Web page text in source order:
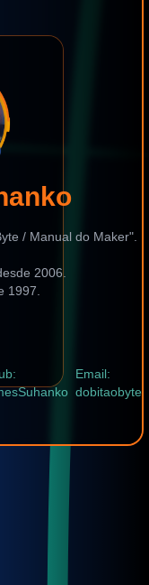
/ Manual do Maker".
2006.
1997.
Email: